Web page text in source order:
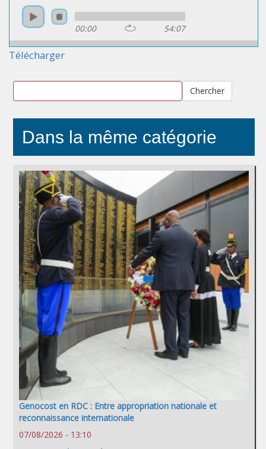
00:00 54:07
Télécharger
Chercher
Dans la même catégorie
Genocost en RDC : Entre appropriation nationale et
reconnaissance internationale
07/08/2026 - 13:10